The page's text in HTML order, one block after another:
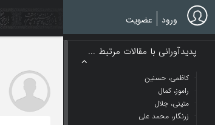
Skip
to
main
ورود عضویت
پدیدآورانی با مقالات مرتبط ...
کاظمی، حسنین
راموز، کمال
متینی، جلال
زرنگار، محمد علی